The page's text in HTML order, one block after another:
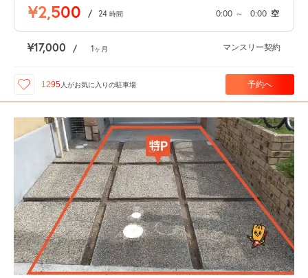
¥2,500 / 24 時間 0:00 ～ 0:00 空
¥17,000 / 1ヶ月 マンスリー契約
1295人がお気に入りの駐車場 予約へ